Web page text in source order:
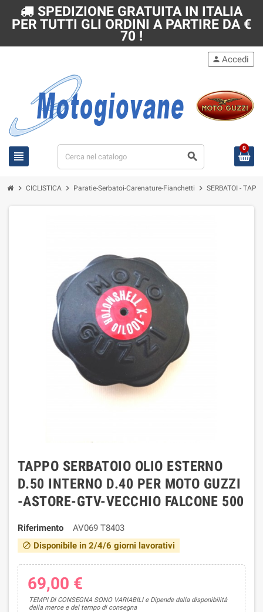
SPEDIZIONE GRATUITA IN ITALIA
PER TUTTI GLI ORDINI A PARTIRE DA €
70 !
view_headline search
person Accedi
0
chevron_right CICLISTICA chevron_right Paratie-Serbatoi-Carenature-Fianchetti chevron_right SERBATOI -
TAPPO SERBATOIO OLIO ESTERNO
D.50 INTERNO D.40 PER MOTO GUZZI
-ASTORE-GTV-VECCHIO FALCONE 500
Riferimento AV069 T8403
block Disponibile in 2/4/6 giorni lavorativi
69,00 €
TEMPI DI CONSEGNA SONO VARIABILI e Dipende dalla disponibilità
della merce e del tempo di consegna